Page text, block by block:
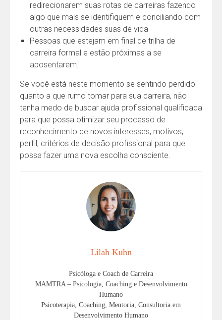
redirecionarem suas rotas de carreiras fazendo
algo que mais se identifiquem e conciliando com
outras necessidades suas de vida
Pessoas que estejam em final de trilha de
carreira formal e estão próximas a se
aposentarem.
Se você está neste momento se sentindo perdido
quanto a que rumo tomar para sua carreira, não
tenha medo de buscar ajuda profissional qualificada
para que possa otimizar seu processo de
reconhecimento de novos interesses, motivos,
perfil, critérios de decisão profissional para que
possa fazer uma nova escolha consciente.
Lilah Kuhn
Psicóloga e Coach de Carreira
MAMTRA – Psicologia, Coaching e Desenvolvimento
Humano
Psicoterapia, Coaching, Mentoria, Consultoria em
Desenvolvimento Humano